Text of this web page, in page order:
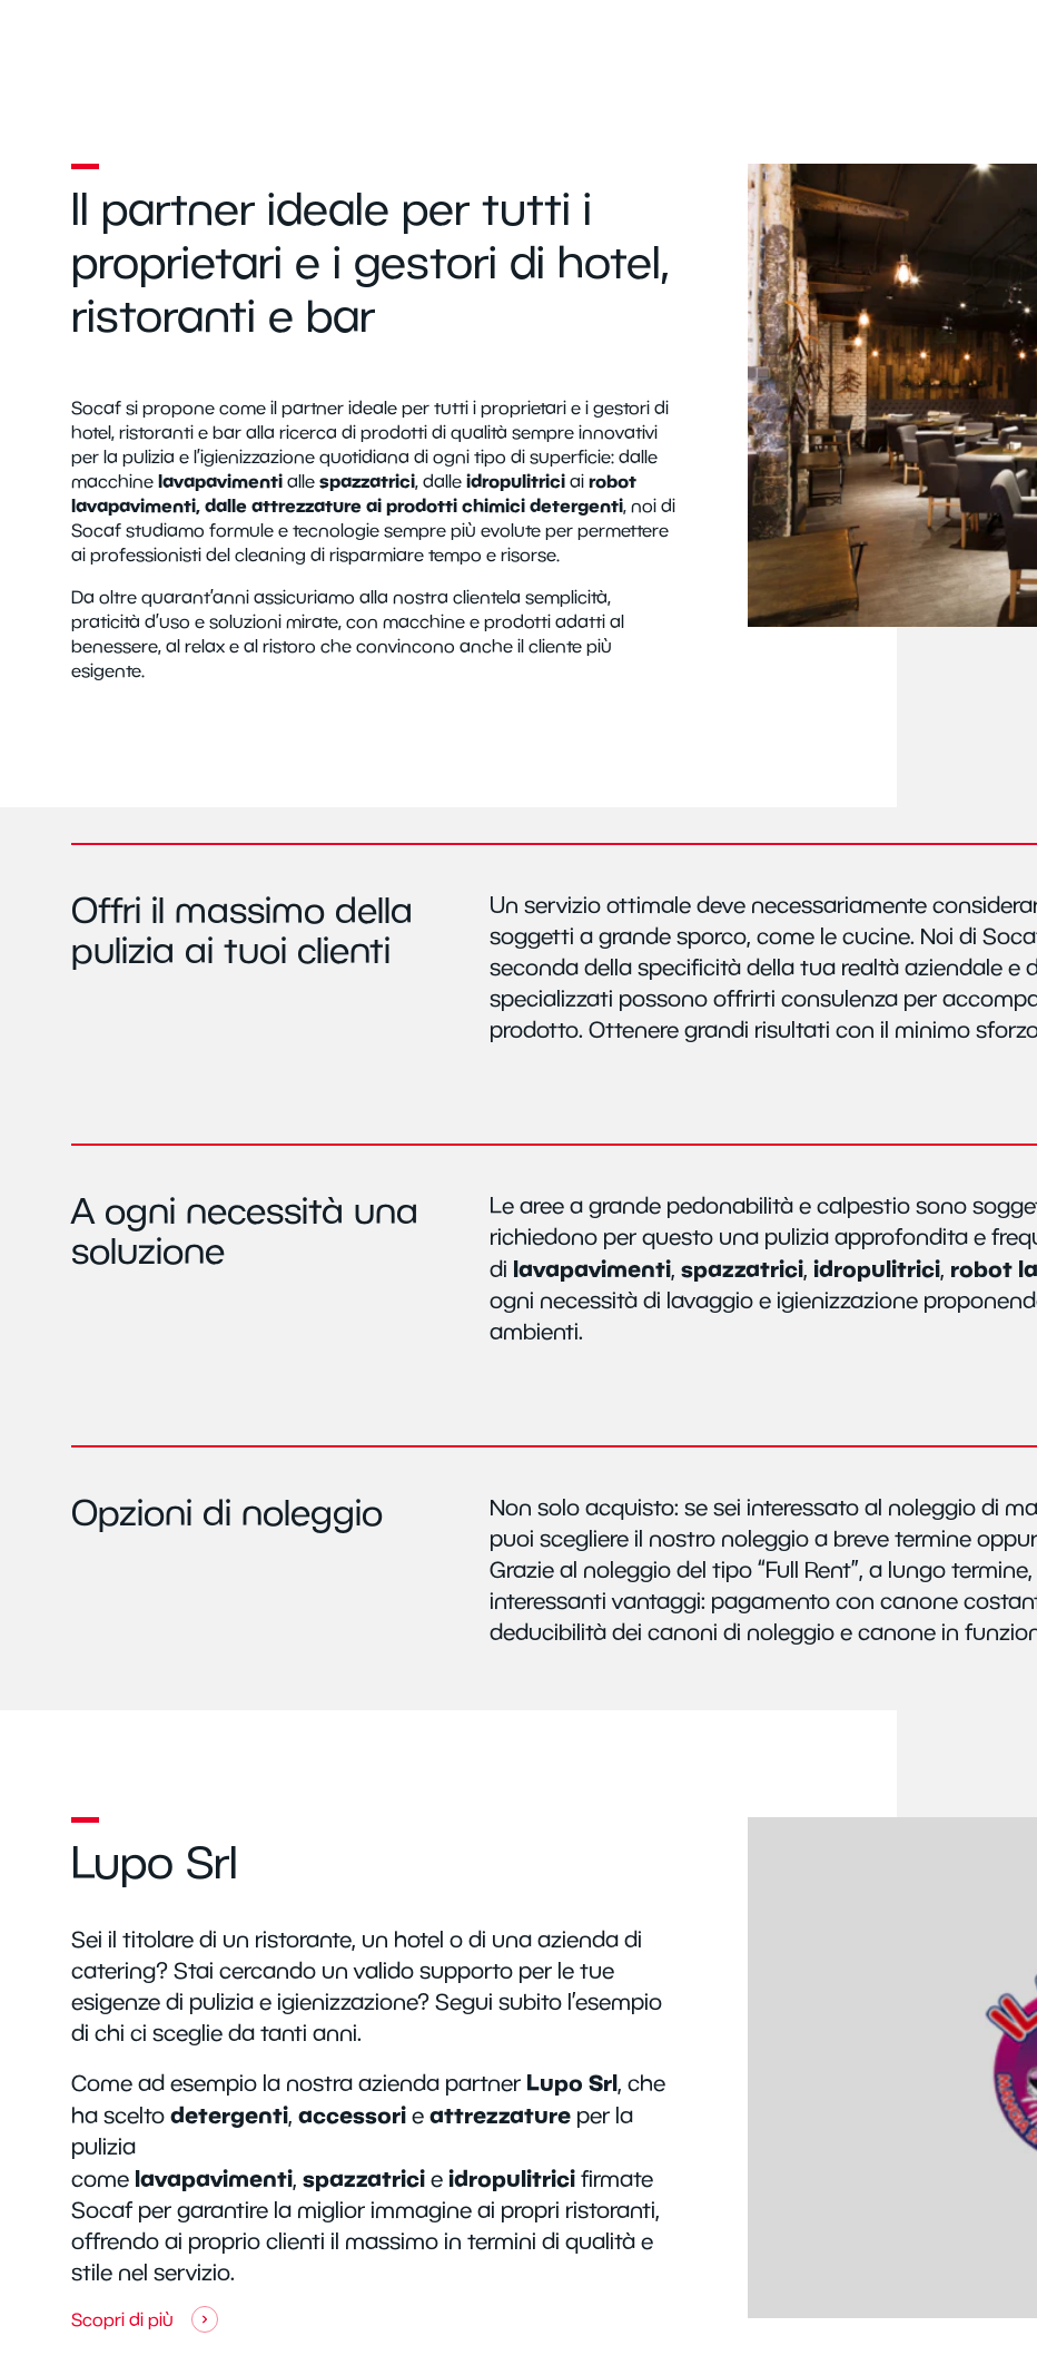
Il partner ideale per tutti i
proprietari e i gestori di hotel,
ristoranti e bar
Socaf si propone come il partner ideale per tutti i proprietari e i gestori di
hotel, ristoranti e bar alla ricerca di prodotti di qualità sempre innovativi
per la pulizia e l’igienizzazione quotidiana di ogni tipo di superficie: dalle
macchine lavapavimenti alle spazzatrici, dalle idropulitrici ai robot
lavapavimenti, dalle attrezzature ai prodotti chimici detergenti, noi di
Socaf studiamo formule e tecnologie sempre più evolute per permettere
ai professionisti del cleaning di risparmiare tempo e risorse.
Da oltre quarant’anni assicuriamo alla nostra clientela semplicità,
praticità d’uso e soluzioni mirate, con macchine e prodotti adatti al
benessere, al relax e al ristoro che convincono anche il cliente più
esigente.
Offri il massimo della
pulizia ai tuoi clienti
Un servizio ottimale deve necessariamente
soggetti a grande sporco, come le cucine. Noi di
seconda della specificità della tua realtà aziendale e
specializzati possono offrirti consulenza per
prodotto. Ottenere grandi risultati con il minimo
A ogni necessità una
soluzione
Le aree a grande pedonabilità e calpestio sono
richiedono per questo una pulizia approfondita e
di lavapavimenti, spazzatrici, idropulitrici, robot
ogni necessità di lavaggio e igienizzazione
ambienti.
Opzioni di noleggio
Non solo acquisto: se sei interessato al noleggio di
puoi scegliere il nostro noleggio a breve termine
Grazie al noleggio del tipo “Full Rent”, a lungo
interessanti vantaggi: pagamento con canone
deducibilità dei canoni di noleggio e canone in
Lupo Srl
Sei il titolare di un ristorante, un hotel o di una azienda di
catering? Stai cercando un valido supporto per le tue
esigenze di pulizia e igienizzazione? Segui subito l’esempio
di chi ci sceglie da tanti anni.
Come ad esempio la nostra azienda partner Lupo Srl, che
ha scelto detergenti, accessori e attrezzature per la
pulizia
come lavapavimenti, spazzatrici e idropulitrici firmate
Socaf per garantire la miglior immagine ai propri ristoranti,
offrendo ai proprio clienti il massimo in termini di qualità e
stile nel servizio.
Scopri di più